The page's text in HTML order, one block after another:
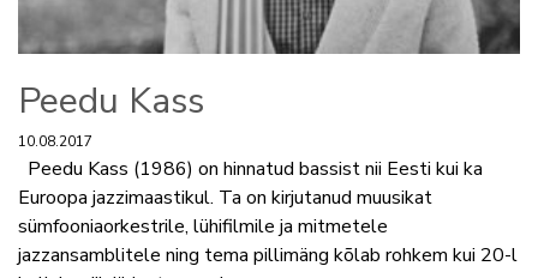
Peedu Kass
10.08.2017
Peedu Kass (1986) on hinnatud bassist nii Eesti kui ka
Euroopa jazzimaastikul. Ta on kirjutanud muusikat
sümfooniaorkestrile, lühifilmile ja mitmetele
jazzansamblitele ning tema pillimäng kõlab rohkem kui 20-l